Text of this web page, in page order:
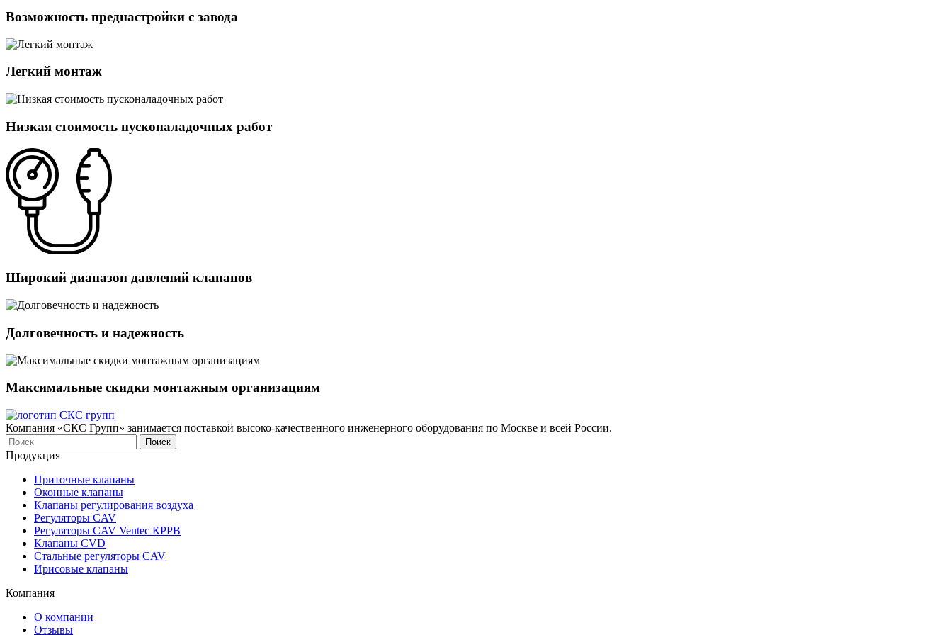
Возможность преднастройки с завода
Легкий монтаж
Низкая стоимость пусконаладочных работ
Широкий диапазон давлений клапанов
Долговечность и надежность
Максимальные скидки монтажным организациям
Компания «СКС Групп» занимается поставкой высоко-качественного инженерного оборудования по Москве и всей России.
Продукция
Приточные клапаны
Оконныe клапаны
Клапаны регулирования воздуха
Регуляторы CAV
Регуляторы CAV Ventec КРРВ
Клапаны CVD
Стальные регуляторы CAV
Ирисовые клапаны
Компания
О компании
Отзывы